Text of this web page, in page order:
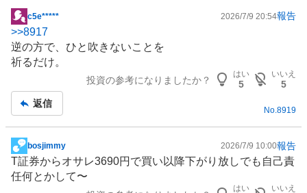
掲
示
板
記
c5e***** 2026/7/9 20:54報告
>>8917
逆の方で、ひと吹きないことを
祈るだけ。
投資の参考になりましたか？
はい
5
いいえ
5
返信
No.8919
掲
示
板
bosjimmy 2026/7/9 10:00報告
T証券からオサレ3690円で買い以降下がり放しでも自己責
任何とかして〜
はい いいえ